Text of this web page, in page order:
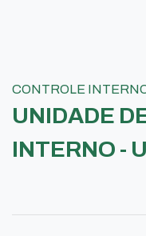
CONTROLE
UNIDADE
INTERNO -